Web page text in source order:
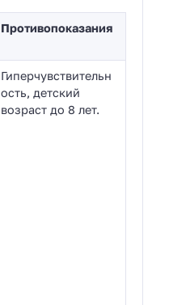
Противопоказания
Гиперчувствительн
ость, детский
возраст до 8 лет.